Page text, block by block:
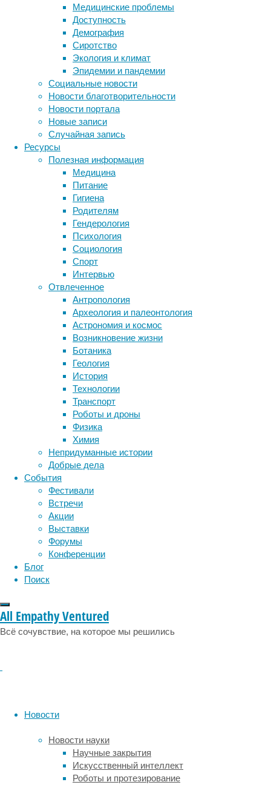
Медицинские проблемы
Доступность
Демография
Сиротство
Экология и климат
Эпидемии и пандемии
Социальные новости
Новости благотворительности
Новости портала
Новые записи
Случайная запись
Ресурсы
Полезная информация
Медицина
Питание
Гигиена
Родителям
Гендерология
Психология
Социология
Спорт
Интервью
Отвлеченное
Антропология
Археология и палеонтология
Астрономия и космос
Возникновение жизни
Ботаника
Геология
История
Технологии
Транспорт
Роботы и дроны
Физика
Химия
Непридуманные истории
Добрые дела
События
Фестивали
Встречи
Акции
Выставки
Форумы
Конференции
Блог
Поиск
All Empathy Ventured
Всё сочувствие, на которое мы решились
Новости
Новости науки
Научные закрытия
Искусственный интеллект
Роботы и протезирование
нейроны,
располагающиеся
крыловидно-
небном
узле
–
части
тройничного
нерва.
исследовании,
опубликованном
на
днях
журнале
The
Lancet,
они
рассказали,
что
такой
подход
оказался
возможным
для
лучшего
восстановления
после
инсульта
в
случае,
когда
время
для
Среди
всех
странах
увы,
до
сих
пор
Метки
ДНК бактерии биология
биотехнология вирусы
генетика дети
здоровье
инструменты и методы
исследования
лекарства медицина
мозг наука неврология
нейробиология
нейрофизиология
поведение
сон социальные проблемы
физиология
эмоции эпидемия